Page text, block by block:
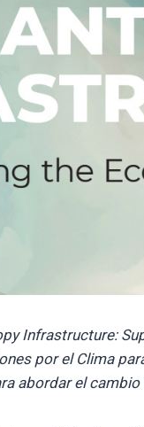
Infrastructure:
por el Clima
abordar el